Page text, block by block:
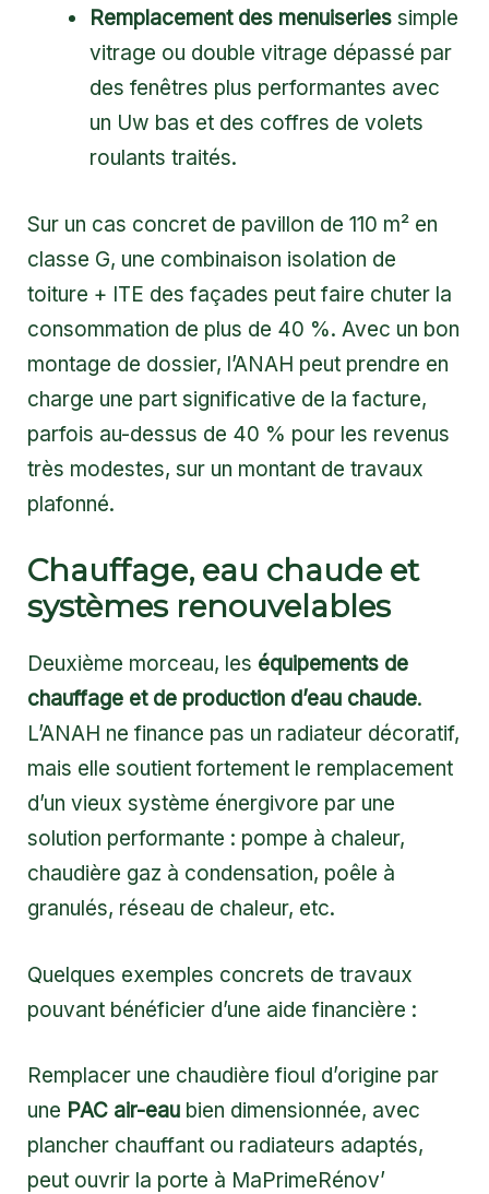
Remplacement des menuiseries simple
vitrage ou double vitrage dépassé par
des fenêtres plus performantes avec
un Uw bas et des coffres de volets
roulants traités.
Sur un cas concret de pavillon de 110 m² en
classe G, une combinaison isolation de
toiture + ITE des façades peut faire chuter la
consommation de plus de 40 %. Avec un bon
montage de dossier, l’ANAH peut prendre en
charge une part significative de la facture,
parfois au-dessus de 40 % pour les revenus
très modestes, sur un montant de travaux
plafonné.
Chauffage, eau chaude et
systèmes renouvelables
Deuxième morceau, les équipements de
chauffage et de production d’eau chaude.
L’ANAH ne finance pas un radiateur décoratif,
mais elle soutient fortement le remplacement
d’un vieux système énergivore par une
solution performante : pompe à chaleur,
chaudière gaz à condensation, poêle à
granulés, réseau de chaleur, etc.
Quelques exemples concrets de travaux
pouvant bénéficier d’une aide financière :
Remplacer une chaudière fioul d’origine par
une PAC air-eau bien dimensionnée, avec
plancher chauffant ou radiateurs adaptés,
peut ouvrir la porte à MaPrimeRénov’